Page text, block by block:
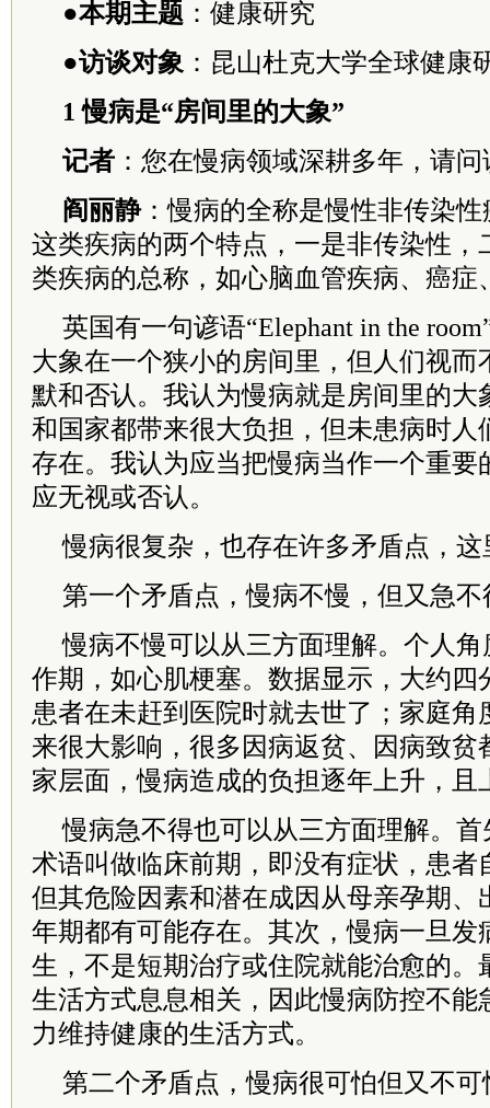
●本期主题 ：健康研究
●访谈对象 ：昆山杜克大学全球健康
1 慢病是“房间里的大象”
记者 ：您在慢病领域深耕多年，请
阎丽静：慢病的全称是慢性非传染
这类疾病的两个特点，一是非传染性，
类疾病的总称，如心脑血管疾病、癌症
英国有一句谚语“Elephant in the
大象在一个狭小的房间里，但人们视而
默和否认。我认为慢病就是房间里的大
和国家都带来很大负担，但未患病时人
存在。我认为应当把慢病当作一个重要
应无视或否认。
慢病很复杂，也存在许多矛盾点，
第一个矛盾点，慢病不慢，但又急不
慢病不慢可以从三方面理解。个人
作期，如心肌梗塞。数据显示，大约四
患者在未赶到医院时就去世了；家庭角
来很大影响，很多因病返贫、因病致贫
家层面，慢病造成的负担逐年上升，且
慢病急不得也可以从三方面理解。
术语叫做临床前期，即没有症状，患者
但其危险因素和潜在成因从母亲孕期、
年期都有可能存在。其次，慢病一旦发
生，不是短期治疗或住院就能治愈的。
生活方式息息相关，因此慢病防控不能
力维持健康的生活方式。
第二个矛盾点，慢病很可怕但又不可